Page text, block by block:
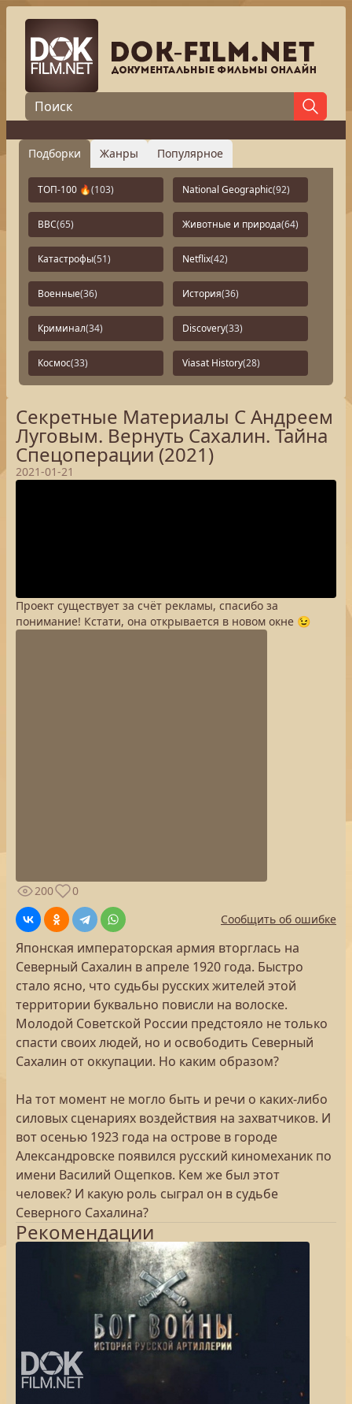
Подборки Жанры Популярное
ТОП-100 🔥(103) National Geographic(92)
BBC(65) Животные и природа(64)
Катастрофы(51) Netflix(42)
Военные(36) История(36)
Криминал(34) Discovery(33)
Космос(33) Viasat History(28)
Секретные Материалы С Андреем
Луговым. Вернуть Сахалин. Тайна
Спецоперации (2021)
2021-01-21
Проект существует за счёт рекламы, спасибо за
понимание! Кстати, она открывается в новом окне 😉
200
0
Сообщить об ошибке
Японская императорская армия вторглась на
Северный Сахалин в апреле 1920 года. Быстро
стало ясно, что судьбы русских жителей этой
территории буквально повисли на волоске.
Молодой Советской России предстояло не только
спасти своих людей, но и освободить Северный
Сахалин от оккупации. Но каким образом?
На тот момент не могло быть и речи о каких-либо
силовых сценариях воздействия на захватчиков. И
вот осенью 1923 года на острове в городе
Александровске появился русский киномеханик по
имени Василий Ощепков. Кем же был этот
человек? И какую роль сыграл он в судьбе
Северного Сахалина?
Рекомендации